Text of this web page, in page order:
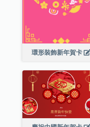
環形裝飾新年賀卡